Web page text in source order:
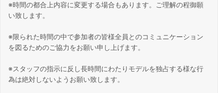
※時間の都合上内容に変更する場合もあります。ご理解の程御願
い致します。
※限られた時間の中で参加者の皆様全員とのコミュニケーション
を図るためのご協力をお願い申し上げます。
※スタッフの指示に反し長時間にわたりモデルを独占する様な行
為は絶対しないようお願い致します。